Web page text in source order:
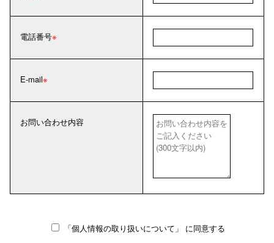
電話番号
E-mail
お問い合わせ内容
「個人情報の取り扱いについて」 に同意する